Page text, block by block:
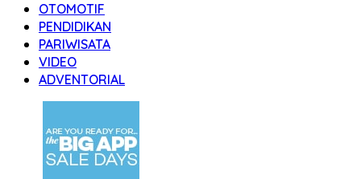
OTOMOTIF
PENDIDIKAN
PARIWISATA
VIDEO
ADVENTORIAL